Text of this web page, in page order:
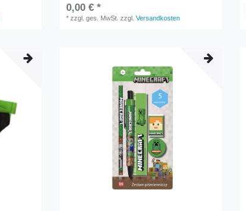
0,00 € *
*zzgl. ges. MwSt. zzgl.Versandkosten